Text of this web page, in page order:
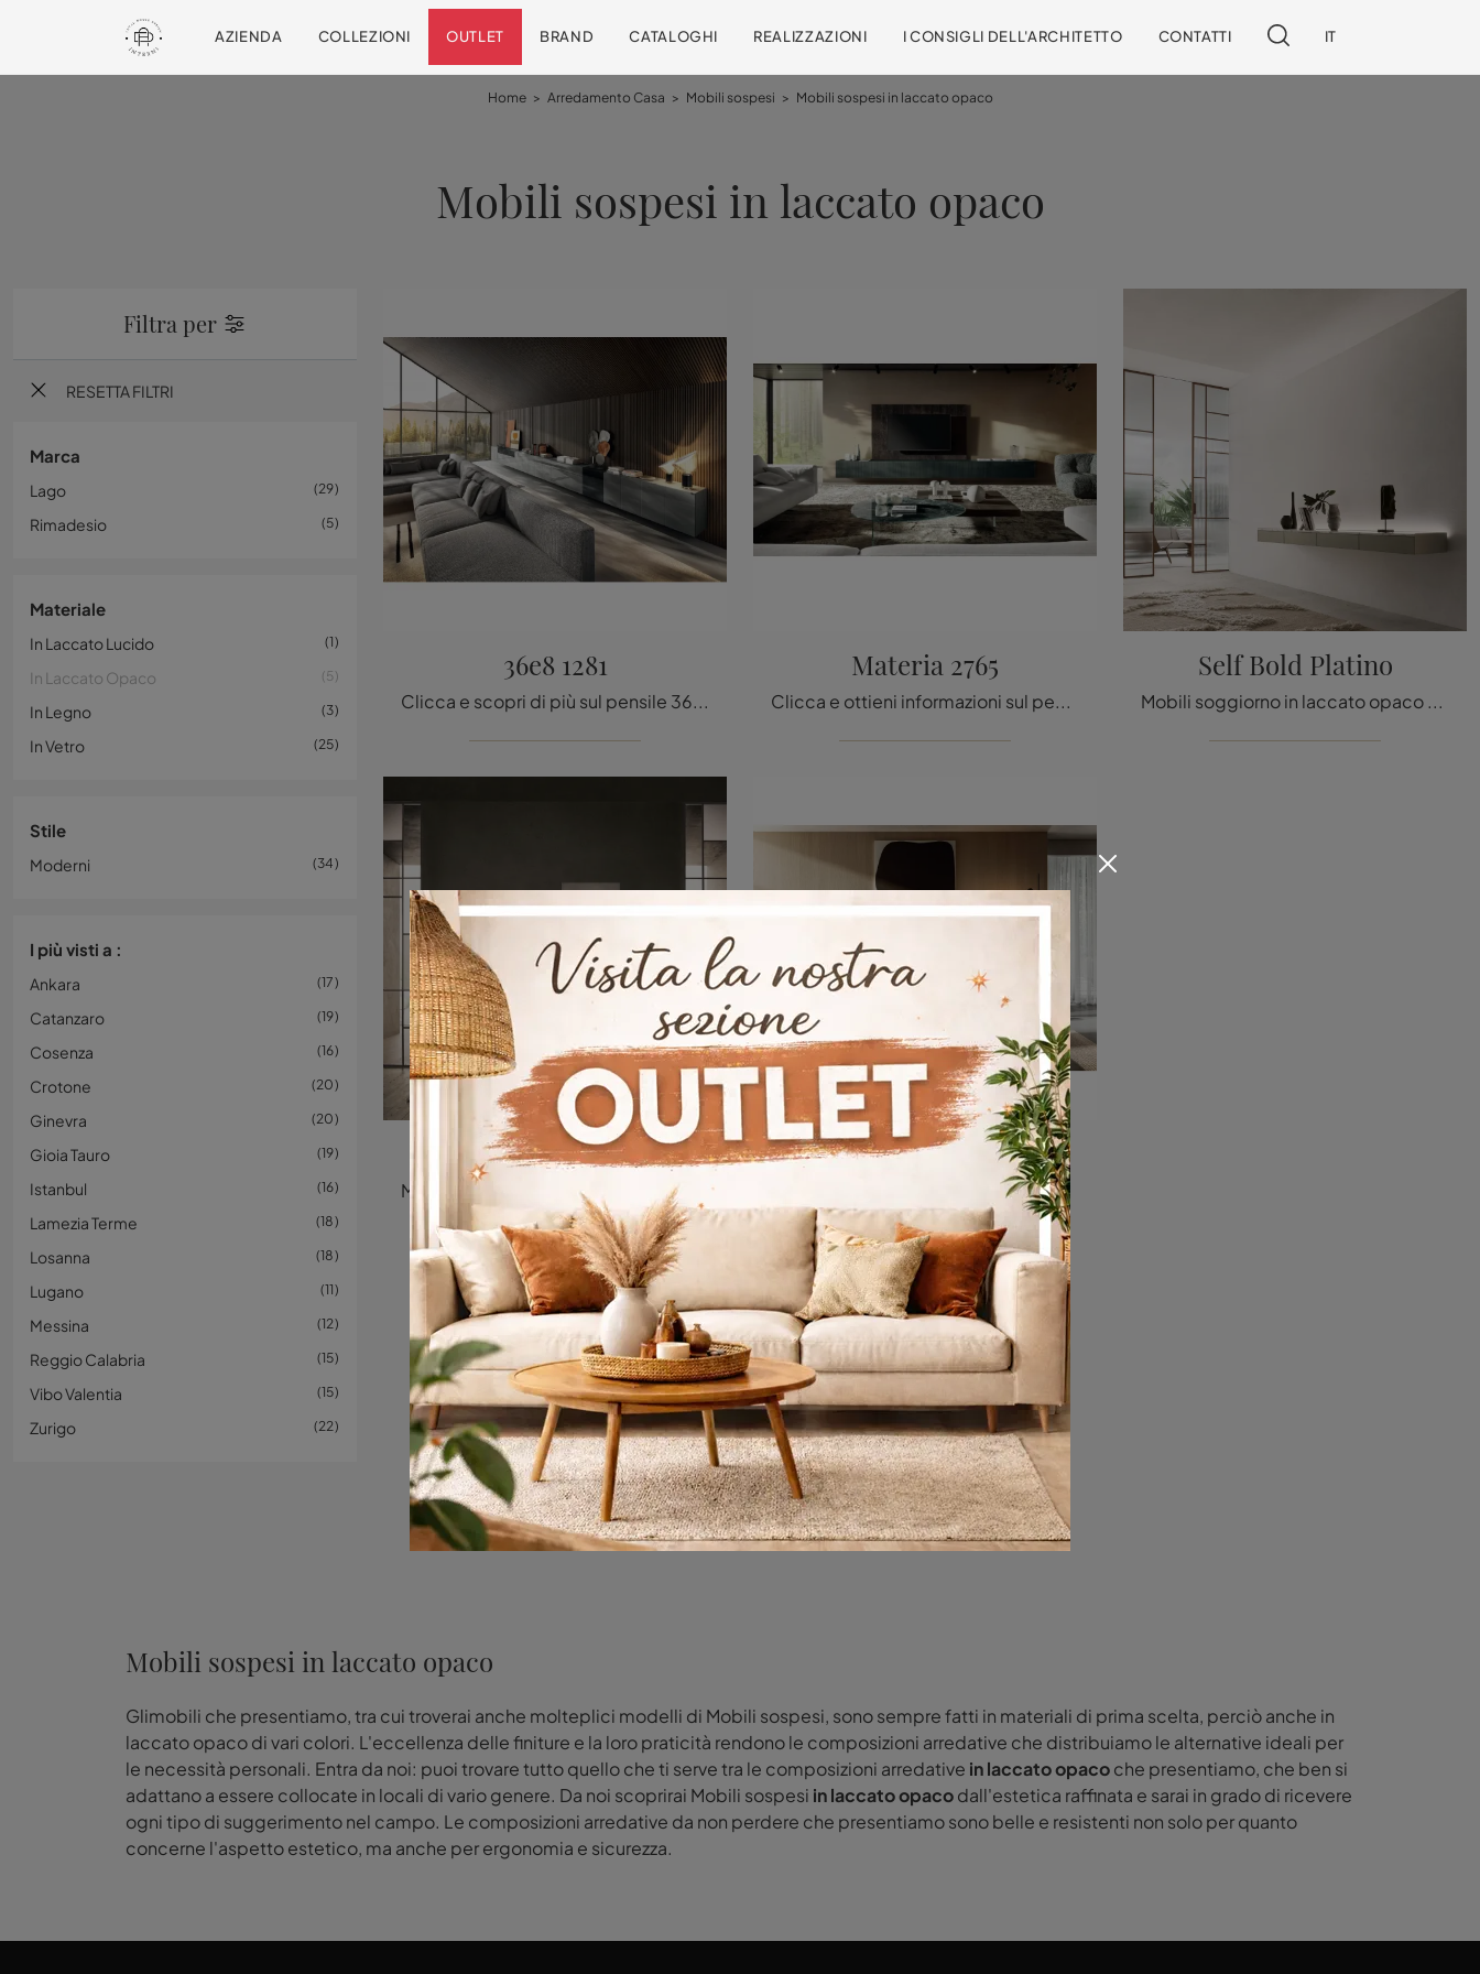
AZIENDA COLLEZIONI OUTLET BRAND CATALOGHI REALIZZAZIONI I CONSIGLI DELL'ARCHITETTO CONTATTI IT
Home > Arredamento Casa > Mobili sospesi > Mobili sospesi in laccato opaco
Mobili sospesi in laccato opaco
Filtra per
RESETTA FILTRI
Marca
Lago 29
Rimadesio 5
Materiale
In Laccato Lucido 1
In Laccato Opaco 5
In Legno 3
In Vetro 25
Stile
Moderni 34
I più visti a :
Ankara 17
Catanzaro 19
Cosenza 16
Crotone 20
Ginevra 20
Gioia Tauro 19
Istanbul 16
Lamezia Terme 18
Losanna 18
Lugano 11
Messina 12
Reggio Calabria 15
Vibo Valentia 15
Zurigo 22
36e8 1281
Clicca e scopri di più sul pensile 36e8 1281 Lago in laccato opaco: arreda un living operativo e pratico.
Materia 2765
Clicca e ottieni informazioni sul pensile Materia 2765 Lago in laccato opaco: arreda un living pratico e dinamico.
Self Bold Platino
Mobili soggiorno in laccato opaco della firma Rimadesio: clicca e scopri il modello Self Bold Platino tra le più belle soluzioni per il soggiorno.
Self Platino Home Office 1215
Mobili giorno in laccato opaco del marchio Lago: clicca e scopri il modello Home Office 1215 tra le più esclusive soluzioni per il soggiorno.
Mobili sospesi in laccato opaco
Glimobili che presentiamo, tra cui troverai anche molteplici modelli di Mobili sospesi, sono sempre fatti in materiali di prima scelta, perciò anche in
laccato opaco di vari colori. L'eccellenza delle finiture e la loro praticità rendono le composizioni arredative che distribuiamo le alternative ideali per
le necessità personali. Entra da noi: puoi trovare tutto quello che ti serve tra le composizioni arredative in laccato opacoche presentiamo, che ben si
adattano a essere collocate in locali di vario genere. Da noi scoprirai Mobili sospesi in laccato opacodall'estetica raffinata e sarai in grado di ricevere
ogni tipo di suggerimento nel campo. Le composizioni arredative da non perdere che presentiamo sono belle e resistenti non solo per quanto
concerne l'aspetto estetico, ma anche per ergonomia e sicurezza.